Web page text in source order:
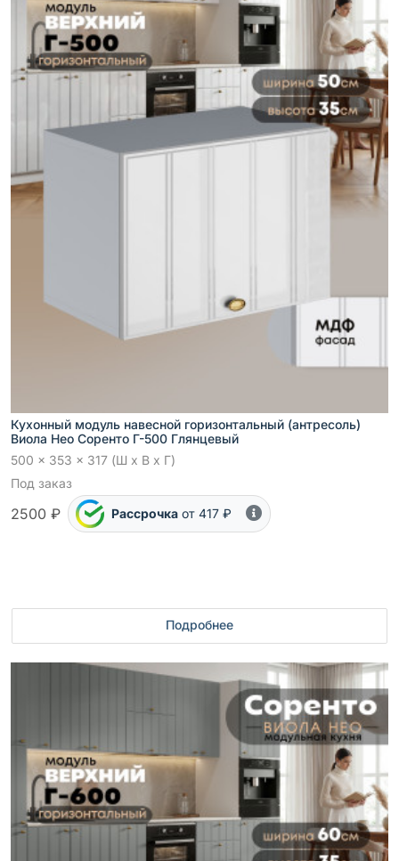
Кухонный модуль навесной горизонтальный (антресоль)
Виола Нео Соренто Г-500 Глянцевый
500 x 353 x 317 (Ш x В x Г)
Под заказ
2500 ₽ Рассрочка от 417 ₽
Подробнее